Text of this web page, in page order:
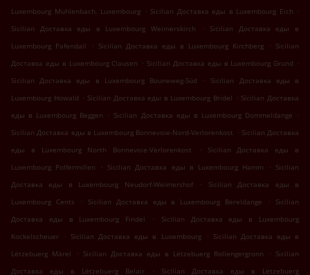
Luxembourg Muhlenbach, Luxembourg . Sicilian Доставка еды в Luxembourg Eich .
Sicilian Доставка еды в Luxembourg Weimerskirch
.
Sicilian Доставка еды в
Luxembourg Pafendall
. Sicilian Доставка еды в Luxembourg Kirchberg . Sicilian
Доставка еды в Luxembourg Clausen . Sicilian Доставка еды в Luxembourg Grund .
Sicilian Доставка еды в Luxembourg Bouneweg-Süd
.
Sicilian Доставка еды в
Luxembourg Howald . Sicilian Доставка еды в Luxembourg Bridel . Sicilian Доставка
еды в Luxembourg Beggen
. Sicilian Доставка еды в Luxembourg Dommeldange
.
Sicilian Доставка еды в Luxembourg Bonnevoie-Nord-Verlorenkost . Sicilian Доставка
еды в Luxembourg North Bonnevoie-Verlorenkost
.
Sicilian Доставка еды в
Luxembourg Polfermillen
. Sicilian Доставка еды в Luxembourg Hamm . Sicilian
Доставка еды в Luxembourg Neudorf-Weimershof
.
Sicilian Доставка еды в
Luxembourg Cents
. Sicilian Доставка еды в Luxembourg Bereldange .
Sicilian
Доставка еды в Luxembourg Findel
.
Sicilian Доставка еды в Luxembourg
Kockelscheuer
. Sicilian Доставка еды в Luxembourg . Sicilian Доставка еды в
Lëtzebuerg Märel
. Sicilian Доставка еды в Lëtzebuerg Rollengergronn . Sicilian
Доставка еды в Lëtzebuerg Belair
.
Sicilian Доставка еды в Lëtzebuerg